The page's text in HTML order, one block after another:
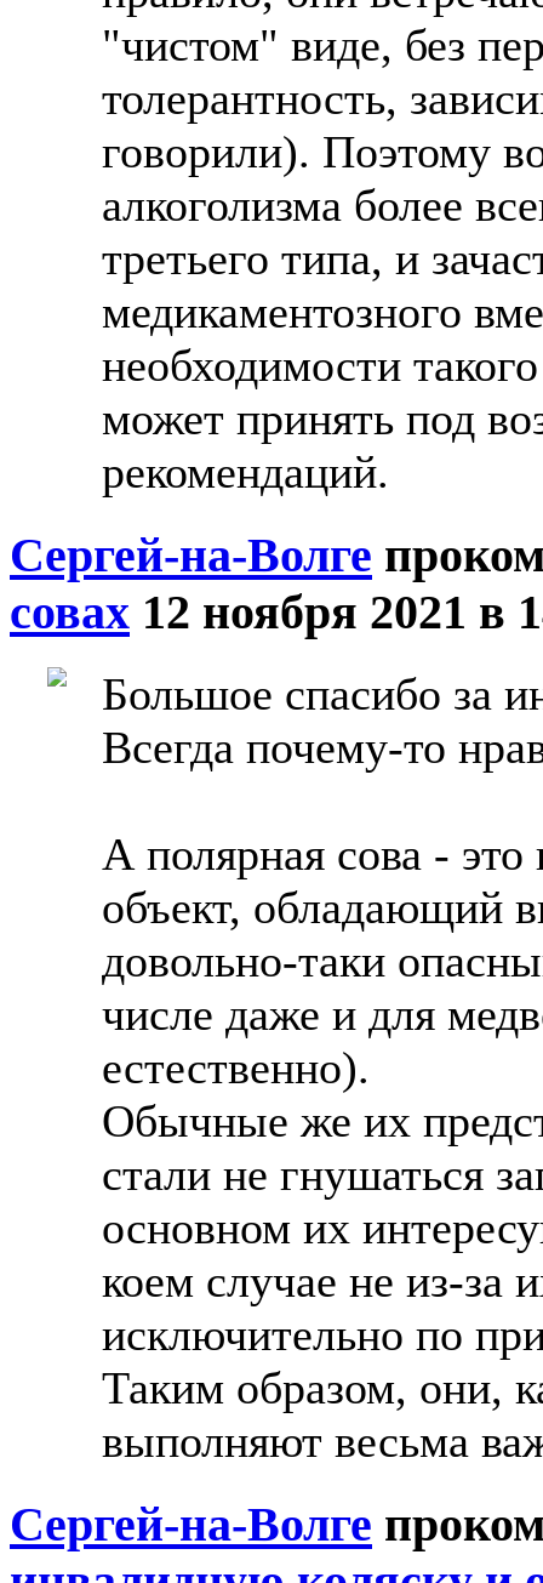
"чистом" виде, без
толерантность,
говорили). Поэтому
алкоголизма более
третьего типа, и
медикаментозного
необходимости
может принять под
рекомендаций.
Сергей-на-Волге
совах 12 ноября 2021 в
Большое спасибо за
Всегда почему-то
А полярная сова -
объект, обладающий
довольно-таки
числе даже и для
естественно).
Обычные же их
стали не гнушаться
основном их
коем случае не из-за
исключительно по
Таким образом, они,
выполняют весьма
Сергей-на-Волге